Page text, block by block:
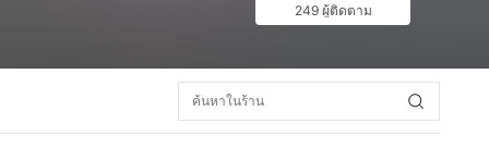
249 ผู้ติดตาม